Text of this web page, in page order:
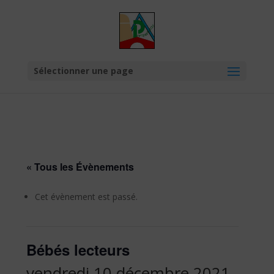
Sélectionner une page
« Tous les Évènements
Cet évènement est passé.
Bébés lecteurs